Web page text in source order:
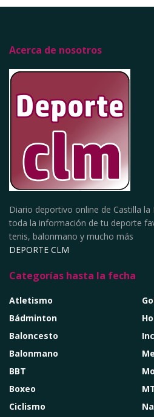
Acerca de nosotros
Diario deportivo online de Castilla
toda la información de tu deporte
tenis, balonmano y mucho más
DEPORTE CLM
Categorías hasta la fecha
Atletismo
Bádminton
Baloncesto
Balonmano
BBT
Boxeo
Ciclismo